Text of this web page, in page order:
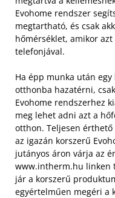
Evohome rendszer
megtartható, és csak
hőmérséklet, amikor
telefonjával.
Ha épp munka után
otthonba hazatérni,
Evohome rendszerhez
meg lehet adni azt a
otthon. Teljesen
az igazán korszerű
jutányos áron várja az
www.intherm.hu linken
jár a korszerű
egyértelműen megéri a